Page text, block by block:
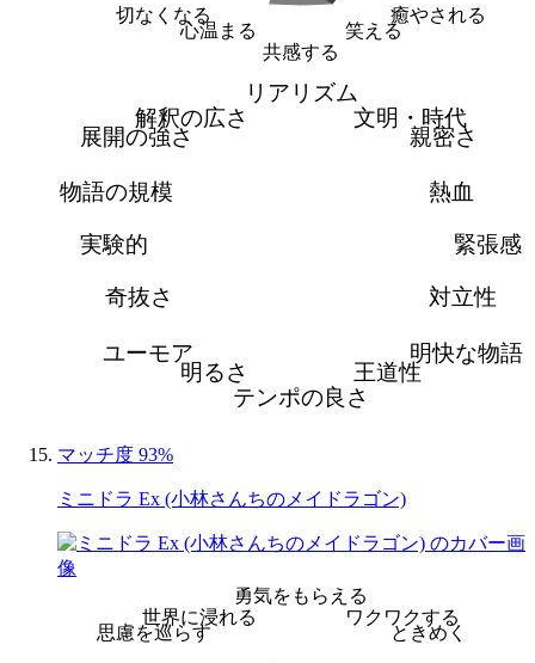
癒やされる
笑える
共感する
心温まる
切なくなる
リアリズム
文明・時代
親密さ
熱血
緊張感
対立性
明快な物語
王道性
テンポの良さ
明るさ
ユーモア
奇抜さ
実験的
物語の規模
展開の強さ
解釈の広さ
マッチ度 93%
ミニドラ Ex (小林さんちのメイドラゴン)
勇気をもらえる
ワクワクする
ときめく
思慮を巡らす
世界に浸れる